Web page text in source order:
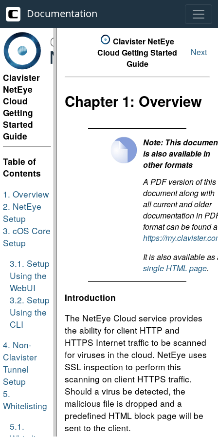
Documentation